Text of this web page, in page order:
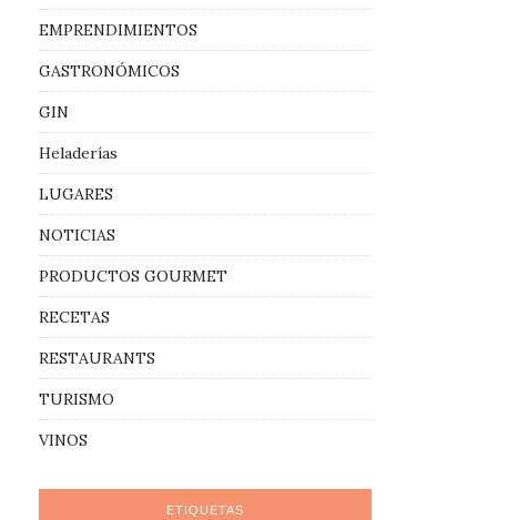
EMPRENDIMIENTOS
GASTRONÓMICOS
GIN
Heladerías
LUGARES
NOTICIAS
PRODUCTOS GOURMET
RECETAS
RESTAURANTS
TURISMO
VINOS
ETIQUETAS